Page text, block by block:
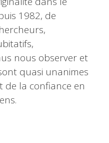
1982, de
nous observer et
quasi unanimes
de la confiance en